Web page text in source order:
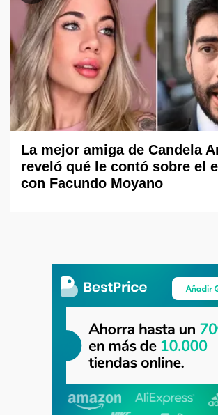
La mejor amiga de Candela
reveló qué le contó sobre el
con Facundo Moyano